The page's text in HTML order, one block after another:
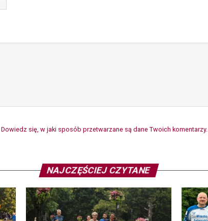
Dowiedz się, w jaki sposób przetwarzane są dane Twoich komentarzy.
NAJCZĘŚCIEJ CZYTANE